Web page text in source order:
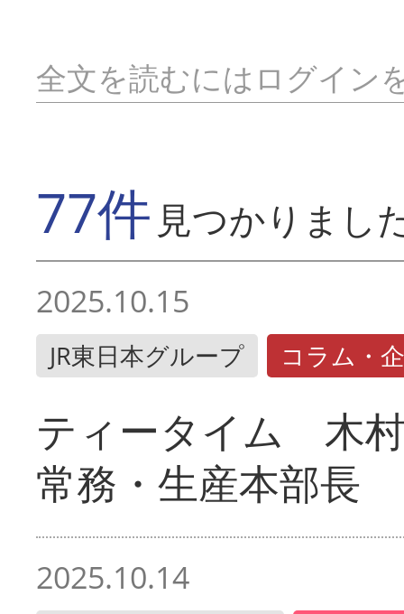
全文を読むにはログイン
77件 見つかりまし
2025.10.15
JR東日本グループ コラム・
ティータイム 木
常務・生産本部長
2025.10.14